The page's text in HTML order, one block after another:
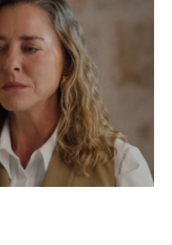
Oynatma
Hızı